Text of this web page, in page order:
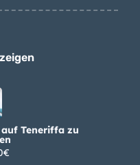
Teneriffa zu